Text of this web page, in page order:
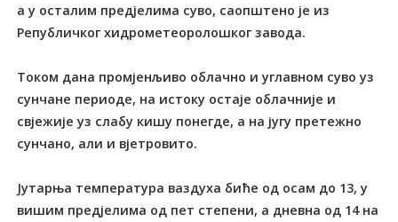
а у осталим предјелима суво, саопштено је из
Републичког хидрометеоролошког завода.
Током дана промјенљиво облачно и углавном суво уз
сунчане периоде, на истоку остаје облачније и
свјежије уз слабу кишу понегде, а на југу претежно
сунчано, али и вјетровито.
Јутарња температура ваздуха биће од осам до 13, у
вишим предјелима од пет степени, а дневна од 14 на